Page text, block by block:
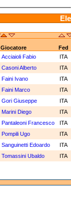
Giocatore
Fed
Acciaioli Fabio
ITA
Casoni Alberto
ITA
Faini Ivano
ITA
Faini Marco
ITA
Gori Giuseppe
ITA
Marini Diego
ITA
Pantaleoni Francesco
ITA
Pompili Ugo
ITA
Sanguinetti Edoardo
ITA
Tomassini Ubaldo ITA